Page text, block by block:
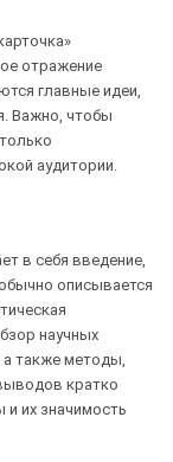
отражение
главные идеи,
Важно, чтобы
аудитории.
в себя введение,
описывается
научных
также методы,
кратко
их значимость